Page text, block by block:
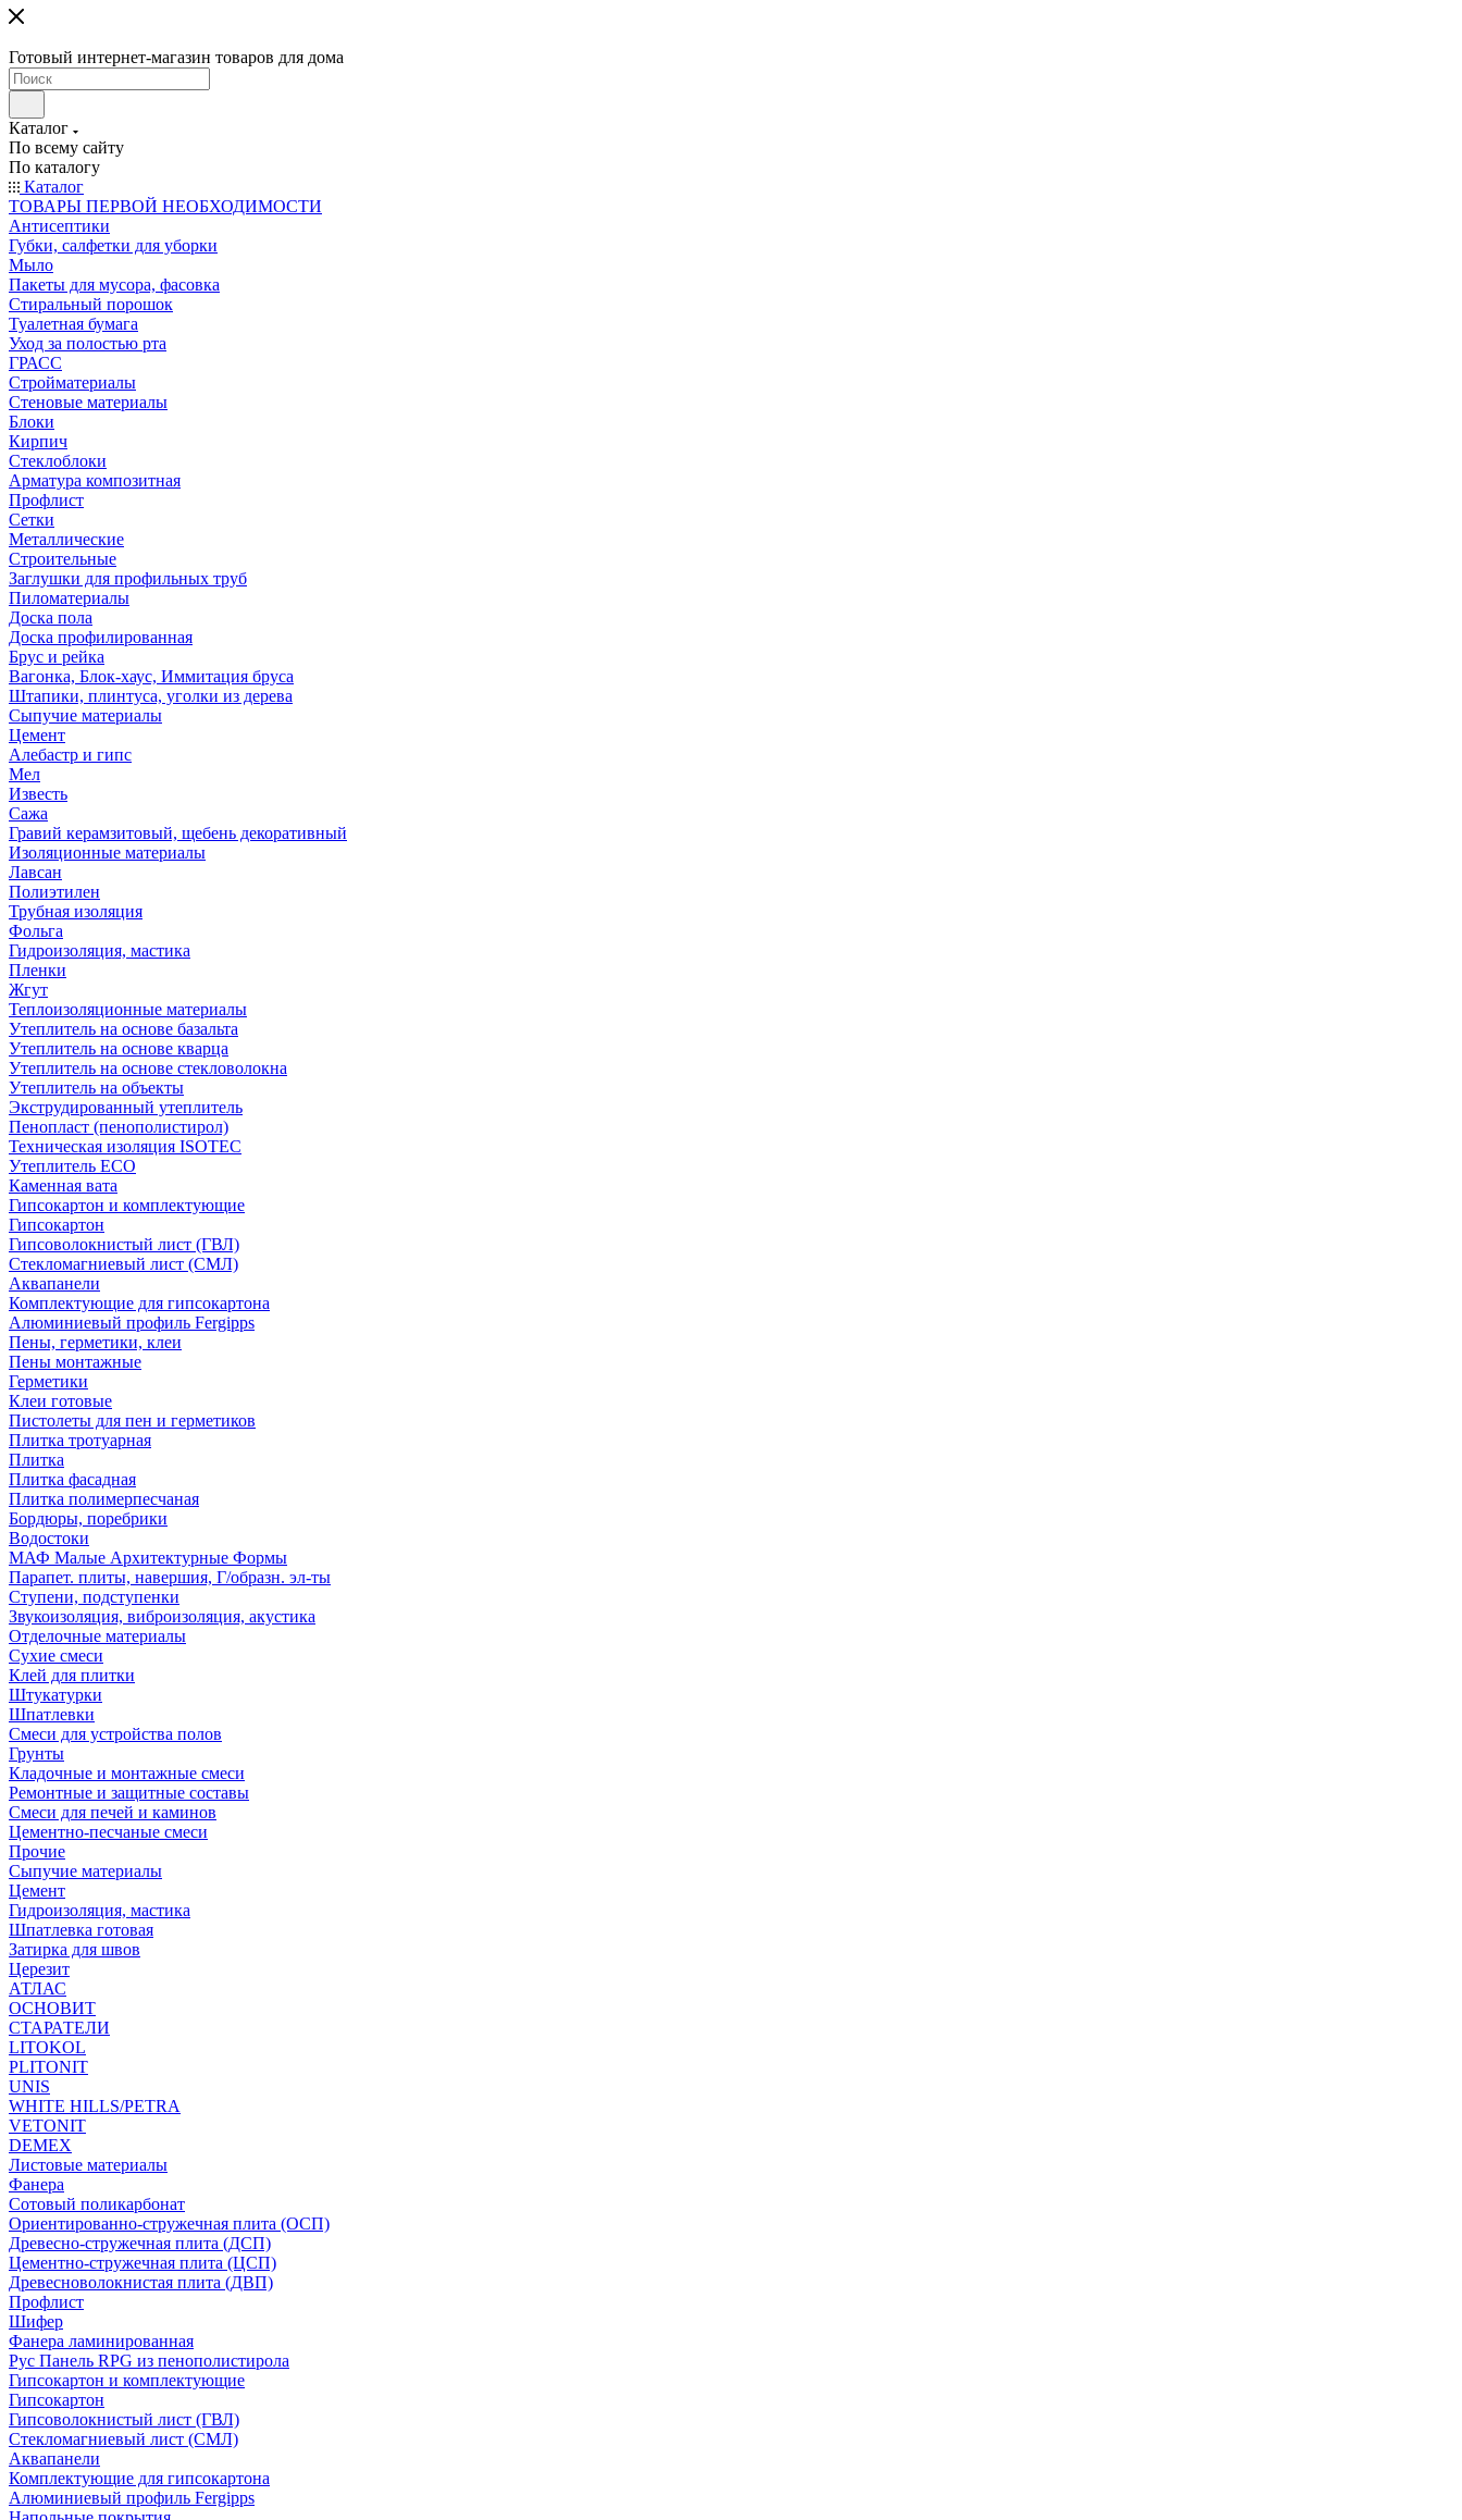
Готовый интернет-магазин товаров для дома
Каталог
По всему сайту
По каталогу
Каталог
ТОВАРЫ ПЕРВОЙ НЕОБХОДИМОСТИ
Антисептики
Губки, салфетки для уборки
Мыло
Пакеты для мусора, фасовка
Стиральный порошок
Туалетная бумага
Уход за полостью рта
ГРАСС
Стройматериалы
Стеновые материалы
Блоки
Кирпич
Стеклоблоки
Арматура композитная
Профлист
Сетки
Металлические
Строительные
Заглушки для профильных труб
Пиломатериалы
Доска пола
Доска профилированная
Брус и рейка
Вагонка, Блок-хаус, Иммитация бруса
Штапики, плинтуса, уголки из дерева
Сыпучие материалы
Цемент
Алебастр и гипс
Мел
Известь
Сажа
Гравий керамзитовый, щебень декоративный
Изоляционные материалы
Лавсан
Полиэтилен
Трубная изоляция
Фольга
Гидроизоляция, мастика
Пленки
Жгут
Теплоизоляционные материалы
Утеплитель на основе базальта
Утеплитель на основе кварца
Утеплитель на основе стекловолокна
Утеплитель на объекты
Экструдированный утеплитель
Пенопласт (пенополистирол)
Техническая изоляция ISOTEC
Утеплитель ECO
Каменная вата
Гипсокартон и комплектующие
Гипсокартон
Гипсоволокнистый лист (ГВЛ)
Стекломагниевый лист (СМЛ)
Аквапанели
Комплектующие для гипсокартона
Алюминиевый профиль Fergipps
Пены, герметики, клеи
Пены монтажные
Герметики
Клеи готовые
Пистолеты для пен и герметиков
Плитка тротуарная
Плитка
Плитка фасадная
Плитка полимерпесчаная
Бордюры, поребрики
Водостоки
МАФ Малые Архитектурные Формы
Парапет. плиты, навершия, Г/образн. эл-ты
Ступени, подступенки
Звукоизоляция, виброизоляция, акустика
Отделочные материалы
Сухие смеси
Клей для плитки
Штукатурки
Шпатлевки
Смеси для устройства полов
Грунты
Кладочные и монтажные смеси
Ремонтные и защитные составы
Смеси для печей и каминов
Цементно-песчаные смеси
Прочие
Сыпучие материалы
Цемент
Гидроизоляция, мастика
Шпатлевка готовая
Затирка для швов
Церезит
АТЛАС
ОСНОВИТ
СТАРАТЕЛИ
LITOKOL
PLITONIT
UNIS
WHITE HILLS/PETRA
VETONIT
DEMEX
Листовые материалы
Фанера
Сотовый поликарбонат
Ориентированно-стружечная плита (ОСП)
Древесно-стружечная плита (ДСП)
Цементно-стружечная плита (ЦСП)
Древесноволокнистая плита (ДВП)
Профлист
Шифер
Фанера ламинированная
Рус Панель RPG из пенополистирола
Гипсокартон и комплектующие
Гипсокартон
Гипсоволокнистый лист (ГВЛ)
Стекломагниевый лист (СМЛ)
Аквапанели
Комплектующие для гипсокартона
Алюминиевый профиль Fergipps